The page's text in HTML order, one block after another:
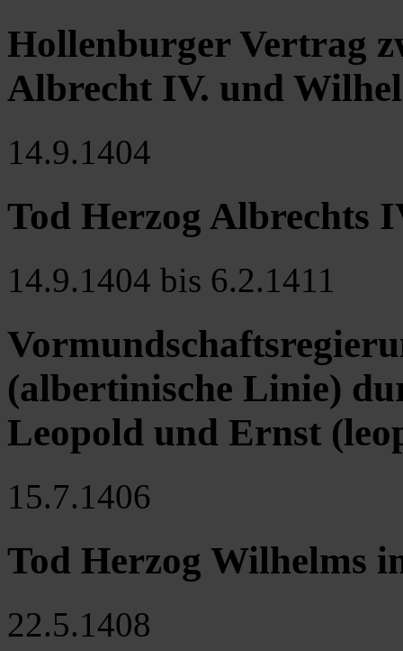
Hollenburger Vertrag
Albrecht IV. und
14.9.1404
Tod Herzog Albrechts
14.9.1404 bis 6.2.1411
(albertinische Linie)
Leopold und Ernst
15.7.1406
Tod Herzog Wilhelms
22.5.1408